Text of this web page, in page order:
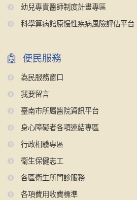
幼兒專責醫師制度計畫專區
科學算病館原慢性疾病風險評估平台
便民服務
為民服務窗口
我要留言
臺南市所屬醫院資訊平台
身心障礙者各項連結專區
行政相驗專區
衛生保健志工
各區衛生所門診服務
各項費用收費標準